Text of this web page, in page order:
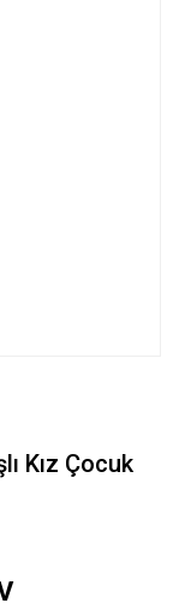
Kız Çocuk